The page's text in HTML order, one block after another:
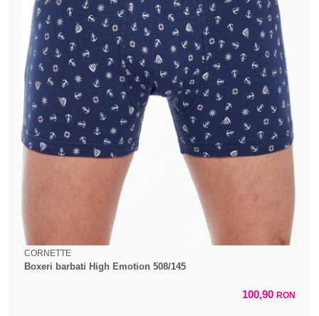
CORNETTE
Boxeri barbati High Emotion 508/145
100,90 RON